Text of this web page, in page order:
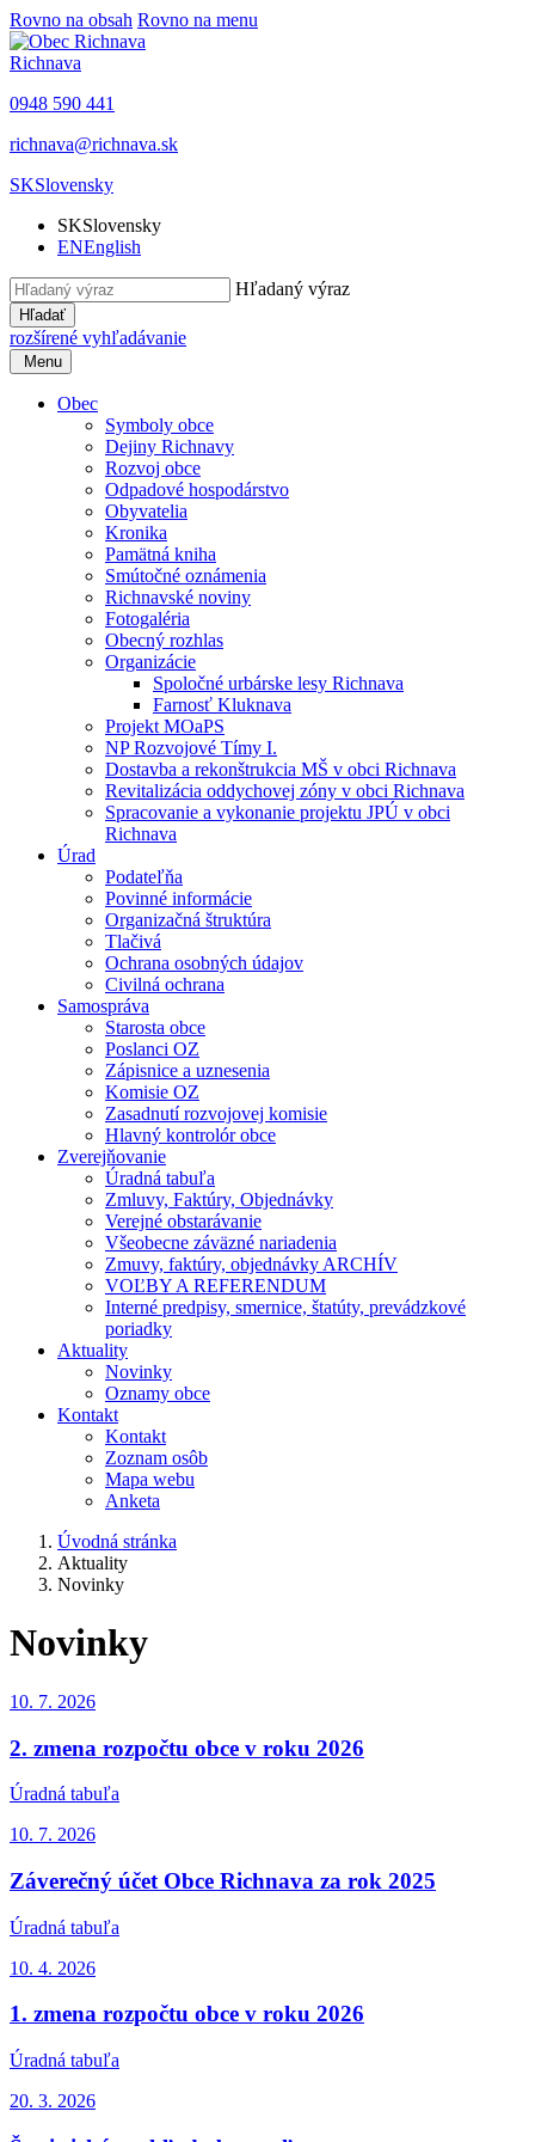
Rovno na obsah Rovno na menu
Richnava
0948 590 441
richnava@richnava.sk
SKSlovensky
SKSlovensky
ENEnglish
Hľadaný výraz
Hľadať
rozšírené vyhľadávanie
Menu
Obec
Symboly obce
Dejiny Richnavy
Rozvoj obce
Odpadové hospodárstvo
Obyvatelia
Kronika
Pamätná kniha
Smútočné oznámenia
Richnavské noviny
Fotogaléria
Obecný rozhlas
Organizácie
Spoločné urbárske lesy Richnava
Farnosť Kluknava
Projekt MOaPS
NP Rozvojové Tímy I.
Dostavba a rekonštrukcia MŠ v obci Richnava
Revitalizácia oddychovej zóny v obci Richnava
Spracovanie a vykonanie projektu JPÚ v obci
Richnava
Úrad
Podateľňa
Povinné informácie
Organizačná štruktúra
Tlačivá
Ochrana osobných údajov
Civilná ochrana
Samospráva
Starosta obce
Poslanci OZ
Zápisnice a uznesenia
Komisie OZ
Zasadnutí rozvojovej komisie
Hlavný kontrolór obce
Zverejňovanie
Úradná tabuľa
Zmluvy, Faktúry, Objednávky
Verejné obstarávanie
Všeobecne záväzné nariadenia
Zmuvy, faktúry, objednávky ARCHÍV
VOĽBY A REFERENDUM
Interné predpisy, smernice, štatúty, prevádzkové
poriadky
Aktuality
Novinky
Oznamy obce
Kontakt
Kontakt
Zoznam osôb
Mapa webu
Anketa
Úvodná stránka
Aktuality
Novinky
Novinky
10. 7. 2026
2. zmena rozpočtu obce v roku 2026
Úradná tabuľa
10. 7. 2026
Záverečný účet Obce Richnava za rok 2025
Úradná tabuľa
10. 4. 2026
1. zmena rozpočtu obce v roku 2026
Úradná tabuľa
20. 3. 2026